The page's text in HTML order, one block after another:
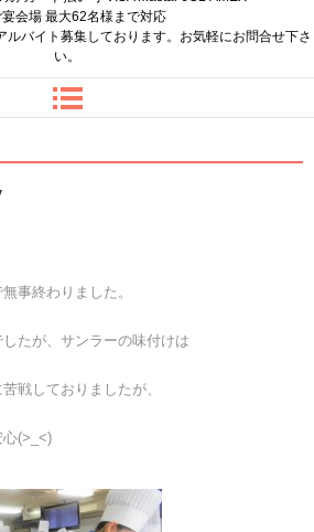
会場 最大62名様まで対応
ルバイト募集しております。お気軽にお問合せ下さ
い。
事終わりました。
たが、サンラーの味付けは
戦しておりましたが、
(>_<)